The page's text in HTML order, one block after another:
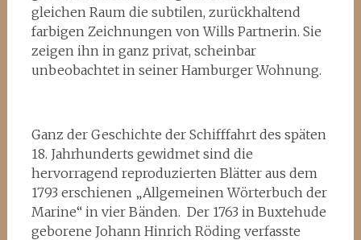
gleichen Raum die subtilen, zurückhaltend
farbigen Zeichnungen von Wills Partnerin. Sie
zeigen ihn in ganz privat, scheinbar
unbeobachtet in seiner Hamburger Wohnung.
Ganz der Geschichte der Schifffahrt des späten
18. Jahrhunderts gewidmet sind die
hervorragend reproduzierten Blätter aus dem
1793 erschienen „Allgemeinen Wörterbuch der
Marine“ in vier Bänden. Der 1763 in Buxtehude
geborene Johann Hinrich Röding verfasste